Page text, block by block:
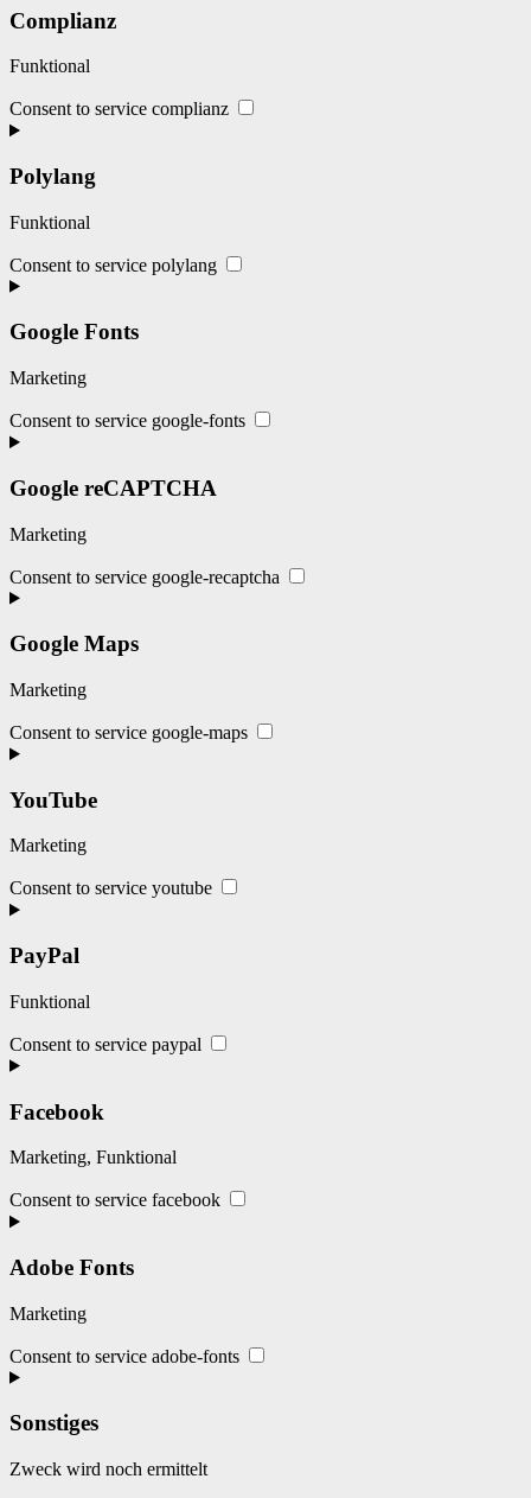
Complianz
Funktional
Consent to service complianz
Polylang
Funktional
Consent to service polylang
Google Fonts
Marketing
Consent to service google-fonts
Google reCAPTCHA
Marketing
Consent to service google-recaptcha
Google Maps
Marketing
Consent to service google-maps
YouTube
Marketing
Consent to service youtube
PayPal
Funktional
Consent to service paypal
Facebook
Marketing, Funktional
Consent to service facebook
Adobe Fonts
Marketing
Consent to service adobe-fonts
Sonstiges
Zweck wird noch ermittelt